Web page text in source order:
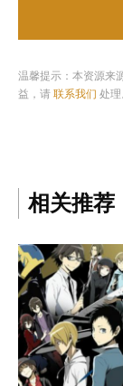
温馨提示：本资源来
益，请 联系我们 处理
相关推荐